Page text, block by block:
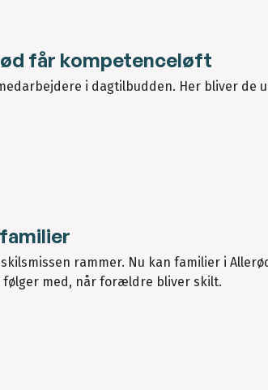
får kompetenceløft
i dagtilbudden. Her bliver de
rammer. Nu kan familier i
med, når forældre bliver skilt.